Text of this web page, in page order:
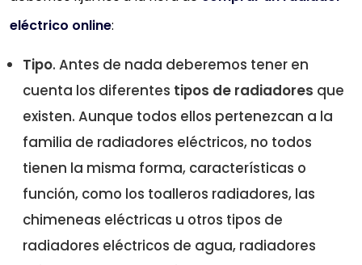
eléctrico online:
Tipo. Antes de nada deberemos tener en
cuenta los diferentes tipos de radiadores que
existen. Aunque todos ellos pertenezcan a la
familia de radiadores eléctricos, no todos
tienen la misma forma, características o
función, como los toalleros radiadores, las
chimeneas eléctricas u otros tipos de
radiadores eléctricos de agua, radiadores